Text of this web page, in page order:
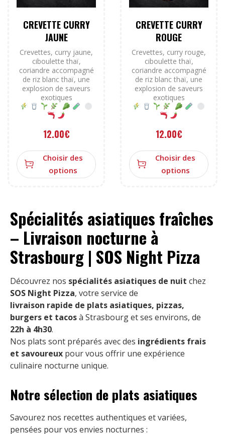
CREVETTE CURRY
JAUNE
Crevettes, curry jaune,
ciboulette thaï,
coriandre accompagné
de riz blanc thaï, une
explosion de saveurs
exotiques
12.00€
Choisir des
options
CREVETTE CURRY
ROUGE
Crevettes, curry rouge,
ciboulette thaï,
coriandre accompagné
de riz blanc thaï, une
explosion de saveurs
exotiques
12.00€
Choisir des
options
Spécialités asiatiques fraîches
– Livraison nocturne à
Strasbourg | SOS Night Pizza
Découvrez nos spécialités asiatiques de nuit chez
SOS Night Pizza, votre service de
livraison rapide de plats asiatiques, pizzas,
burgers et tacosà Strasbourg et ses environs, de
22h à 4h30.
Nos plats sont préparés avec des ingrédients frais
et savoureux pour vous offrir une expérience
culinaire nocturne unique.
Notre sélection de plats asiatiques
Savourez nos recettes authentiques et variées,
pensées pour vos envies nocturnes :